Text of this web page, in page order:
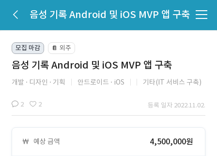
음성 기록 Android 및 iOS MVP 앱 구축
모집 마감 📔 외주
음성 기록 Android 및 iOS MVP 앱 구축
개발 디자인 기획 안드로이드 iOS 기타(IT 서비스 구축)
2 2 등록 일자 2022.11.02.
예상 금액 4,500,000원